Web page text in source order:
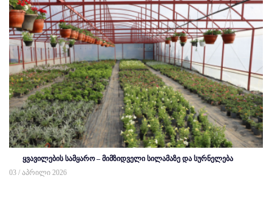
ყვავილების სამყარო – მიმზიდველი სილამაზე და სურნელება
03 / აპრილი 2026